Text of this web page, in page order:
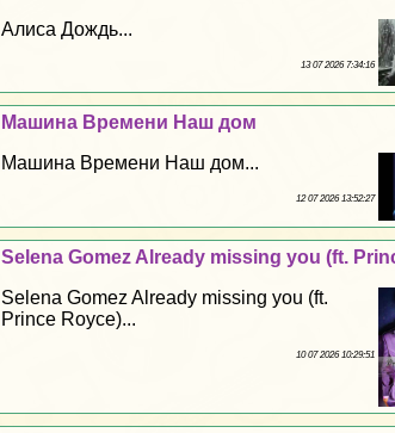
Алиса Дождь...
13 07 2026 7:34:16
Машина Времени Наш дом
Машина Времени Наш дом...
12 07 2026 13:52:27
Selena Gomez Already missing you (ft.
Selena Gomez Already missing you (ft.
Prince Royce)...
10 07 2026 10:29:51